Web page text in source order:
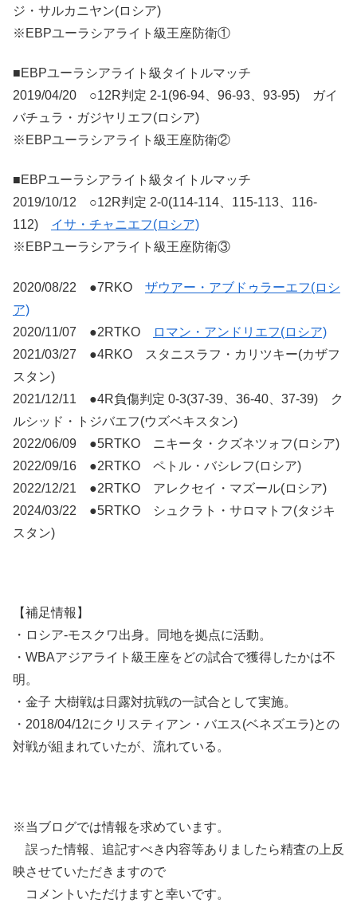
ジ・サルカニヤン(ロシア)
※EBPユーラシアライト級王座防衛①
■EBPユーラシアライト級タイトルマッチ
2019/04/20 ○12R判定 2-1(96-94、96-93、93-95) ガイ
バチュラ・ガジヤリエフ(ロシア)
※EBPユーラシアライト級王座防衛②
■EBPユーラシアライト級タイトルマッチ
2019/10/12 ○12R判定 2-0(114-114、115-113、116-
112) イサ・チャニエフ(ロシア)
※EBPユーラシアライト級王座防衛③
2020/08/22 ●7RKO ザウアー・アブドゥラーエフ(ロシ
ア)
2020/11/07 ●2RTKO
ロマン・アンドリエフ(ロシア)
2021/03/27 ●4RKO スタニスラフ・カリツキー(カザフ
スタン)
2021/12/11 ●4R負傷判定 0-3(37-39、36-40、37-39) ク
ルシッド・トジバエフ(ウズベキスタン)
2022/06/09 ●5RTKO ニキータ・クズネツォフ(ロシア)
2022/09/16 ●2RTKO ペトル・バシレフ(ロシア)
2022/12/21 ●2RTKO アレクセイ・マズール(ロシア)
2024/03/22 ●5RTKO シュクラト・サロマトフ(タジキ
スタン)
【補足情報】
・ロシア-モスクワ出身。同地を拠点に活動。
・WBAアジアライト級王座をどの試合で獲得したかは不
明。
・金子 大樹戦は日露対抗戦の一試合として実施。
・2018/04/12にクリスティアン・バエス(ベネズエラ)との
対戦が組まれていたが、流れている。
※当ブログでは情報を求めています。
誤った情報、追記すべき内容等ありましたら精査の上反
映させていただきますので
コメントいただけますと幸いです。